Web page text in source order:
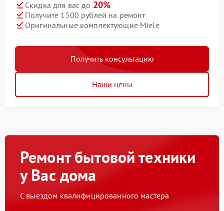
Скидка для вас до 20%
Получите 1500 рублей на ремонт
Оригинальные комплектующие Miele
Получить консультацию
Наши цены
Ремонт бытовой техники
у Вас дома
С выездом квалифицированного мастера